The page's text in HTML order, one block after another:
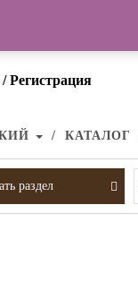
Регистрация
КАТАЛОГ
раздел